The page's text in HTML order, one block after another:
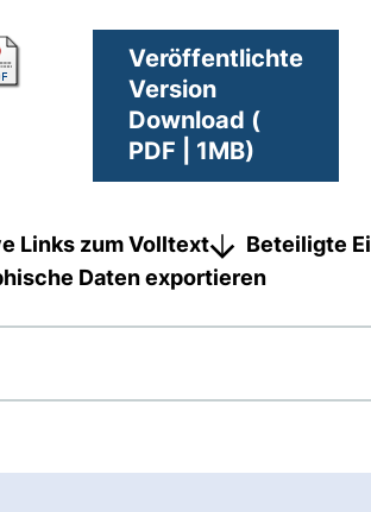
Veröffentlichte
Version
Download (
PDF | 1MB)
Links zum Volltext
Beteiligte
Daten exportieren